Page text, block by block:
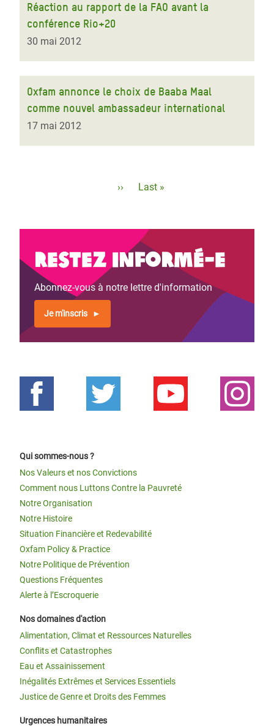
Réaction au rapport de la FAO avant la
conférence Rio+20
30 mai 2012
Oxfam annonce le choix de Baaba Maal
comme nouvel ambassadeur international
17 mai 2012
Page
››
Dernière
Last »
Restez informé-e
Abonnez-vous à notre lettre d'information
Je m'inscris
Qui sommes-nous ?
Nos Valeurs et nos Convictions
Comment nous Luttons Contre la Pauvreté
Notre Organisation
Notre Histoire
Situation Financière et Redevabilité
Oxfam Policy & Practice
Notre Politique de Prévention
Questions Fréquentes
Alerte à l’Escroquerie
Nos domaines d'action
Alimentation, Climat et Ressources Naturelles
Conflits et Catastrophes
Eau et Assainissement
Inégalités Extrêmes et Services Essentiels
Justice de Genre et Droits des Femmes
Urgences humanitaires